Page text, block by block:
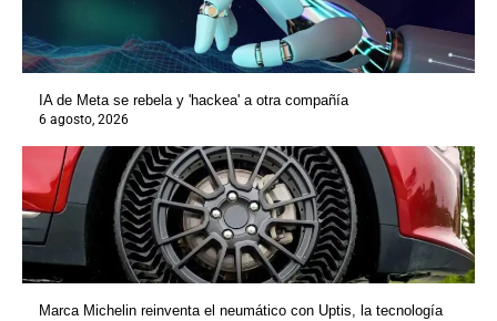
IA de Meta se rebela y 'hackea' a otra compañía
6 agosto, 2026
Marca Michelin reinventa el neumático con Uptis, la tecnología